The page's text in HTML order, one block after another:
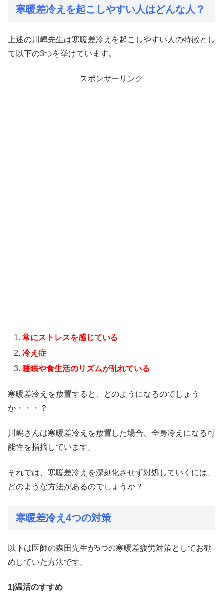
寒暖差冷えを起こしやすい人はどんな人？
上述の川嶋先生は寒暖差冷えを起こしやすい人の特徴とし
て以下の3つを挙げています。
スポンサーリンク
常にストレスを感じている
冷え症
睡眠や食生活のリズムが乱れている
寒暖差冷えを放置すると、どのようになるのでしょう
か・・・？
川嶋さんは寒暖差冷えを放置した場合、全身冷えになる可
能性を指摘しています。
それでは、寒暖差冷えを深刻化させず対処していくには、
どのような方法があるのでしょうか？
寒暖差冷え4つの対策
以下は医師の森田先生が5つの寒暖差疲労対策としてお勧
めしていた方法です。
1)温活のすすめ